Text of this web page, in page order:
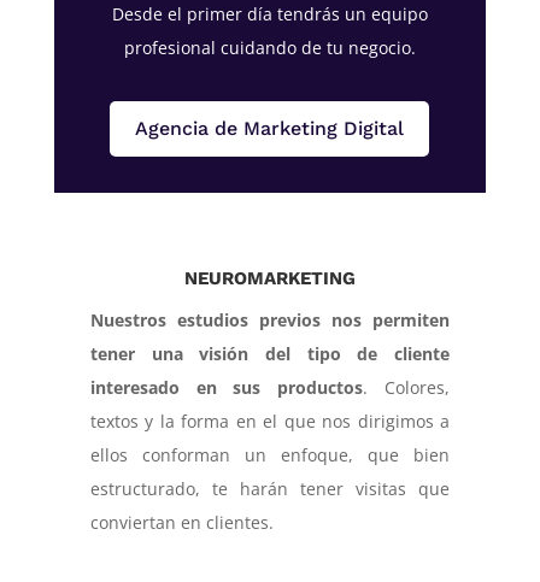
Desde el primer día tendrás un equipo
profesional cuidando de tu negocio.
Agencia de Marketing Digital
NEUROMARKETING
Nuestros estudios previos nos permiten
tener una visión del tipo de cliente
interesado en sus productos. Colores,
textos y la forma en el que nos dirigimos a
ellos conforman un enfoque, que bien
estructurado, te harán tener visitas que
conviertan en clientes.